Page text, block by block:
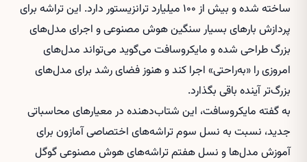
ساخته شده و بیش از ۱۰۰ میلیارد ترانزیستور دارد. این تراشه برای
پردازش بارهای بسیار سنگین هوش مصنوعی و اجرای مدل‌های
بزرگ طراحی شده و مایکروسافت می‌گوید می‌تواند مدل‌های
امروزی را «به‌راحتی» اجرا کند و هنوز فضای رشد برای مدل‌های
بزرگ‌تر آینده باقی بگذارد.
به گفته مایکروسافت، این شتاب‌دهنده در معیارهای محاسباتی
جدید، نسبت به نسل سوم تراشه‌های اختصاصی آمازون برای
آموزش مدل‌ها و نسل هفتم تراشه‌های هوش مصنوعی گوگل